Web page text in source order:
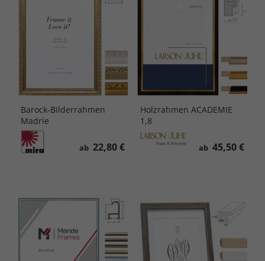
Barock-Bilderrahmen
Madrie
ab 22,80 €
Holzrahmen ACADEMIE
1,8
ab 45,50 €